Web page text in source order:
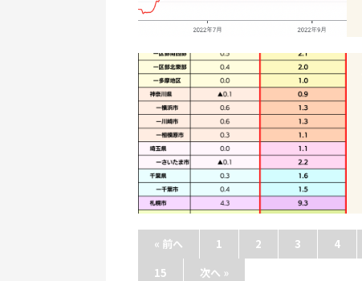
« 前へ 1 2 3 4
15
次へ »